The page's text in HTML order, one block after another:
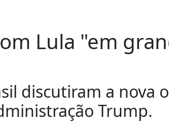
Lula "em
discutiram a nova
Trump.